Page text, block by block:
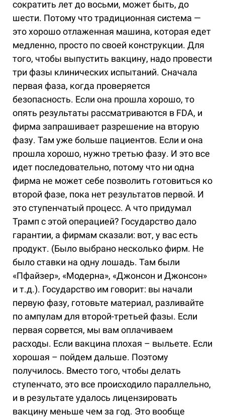
сократить лет до восьми, может быть, до
шести. Потому что традиционная система —
это хорошо отлаженная машина, которая едет
медленно, просто по своей конструкции. Для
того, чтобы выпустить вакцину, надо провести
три фазы клинических испытаний. Сначала
первая фаза, когда проверяется
безопасность. Если она прошла хорошо, то
опять результаты рассматриваются в FDA, и
фирма запрашивает разрешение на вторую
фазу. Там уже больше пациентов. Если и она
прошла хорошо, нужно третью фазу. И это все
идет последовательно, потому что ни одна
фирма не может себе позволить готовиться ко
второй фазе, пока нет результатов первой. И
это ступенчатый процесс. А что придумал
Трамп с этой операцией? Государство дало
гарантии, а фирмам сказали: вот, у вас есть
продукт. (Было выбрано несколько фирм. Не
было ставки на одну лошадь. Там были
«Пфайзер», «Модерна», «Джонсон и Джонсон»
и т.д.). Государство им говорит: вы начали
первую фазу, готовьте материал, разливайте
по ампулам для второй-третьей фазы. Если
первая сорвется, мы вам оплачиваем
расходы. Если вакцина плохая – выльете. Если
хорошая – пойдем дальше. Поэтому
получилось. Вместо того, чтобы делать
ступенчато, это все происходило параллельно,
и в результате удалось лицензировать
вакцину меньше чем за год. Это вообще